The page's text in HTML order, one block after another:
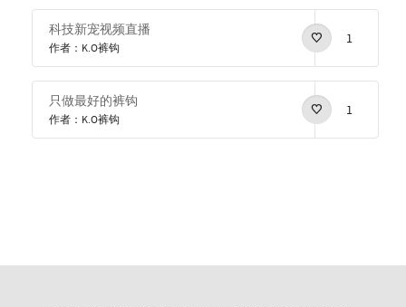
科技新宠视频直播
作者：K.O裤钩
1
只做最好的裤钩
作者：K.O裤钩
1